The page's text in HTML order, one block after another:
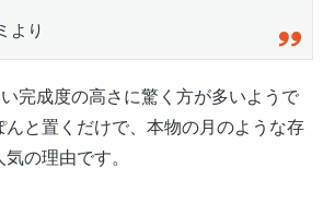
より
完成度の高さに驚く方が多いようで
んと置くだけで、本物の月のような存
の理由です。